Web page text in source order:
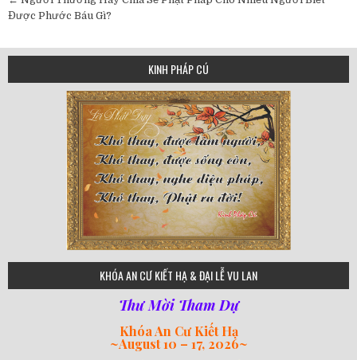
Được Phước Báu Gì?
KINH PHÁP CÚ
75
KHÓA AN CƯ KIẾT HẠ & ĐẠI LỄ VU LAN
Thư Mời Tham Dự
Khóa An Cư Kiết Hạ
~August 10 – 17, 2026~